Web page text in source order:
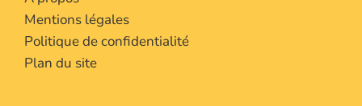
Mentions légales
Politique de confidentialité
Plan du site